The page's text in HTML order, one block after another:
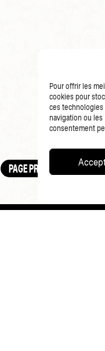
Pour offrir les
cookies pour
ces
navigation ou les
consentement
PAGE PRÉCÉDENTE